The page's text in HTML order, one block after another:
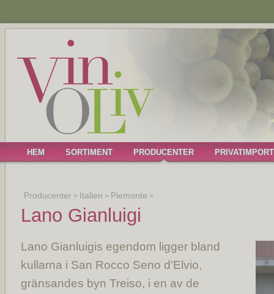
HEM SORTIMENT PRODUCENTER PRIVATIMPORT
Producenter > Italien > Piemonte >
Lano Gianluigi
Lano Gianluigis egendom ligger bland
kullarna i San Rocco Seno d'Elvio,
gränsandes byn Treiso, i en av de